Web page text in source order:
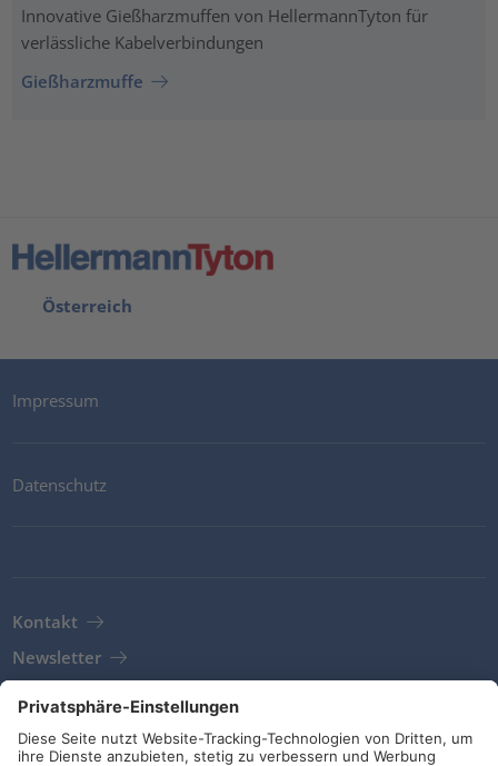
Innovative Gießharzmuffen von HellermannTyton für
verlässliche Kabelverbindungen
Gießharzmuffe
Österreich
Impressum
Datenschutz
Kontakt
Newsletter
AGB